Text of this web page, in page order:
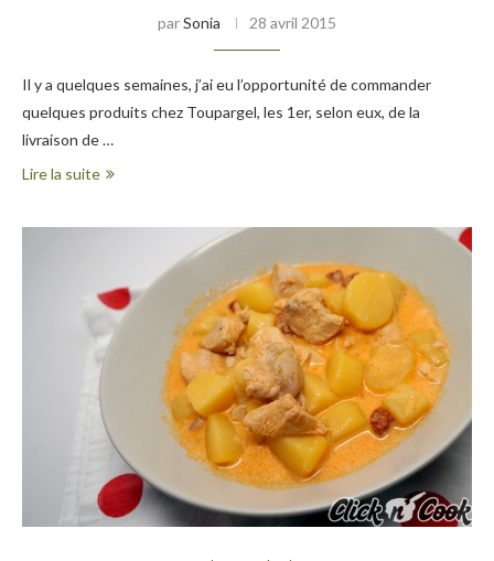
parSonia 28 avril 2015
Il y a quelques semaines, j’ai eu l’opportunité de commander
quelques produits chez Toupargel, les 1er, selon eux, de la
livraison de …
Lire la suite